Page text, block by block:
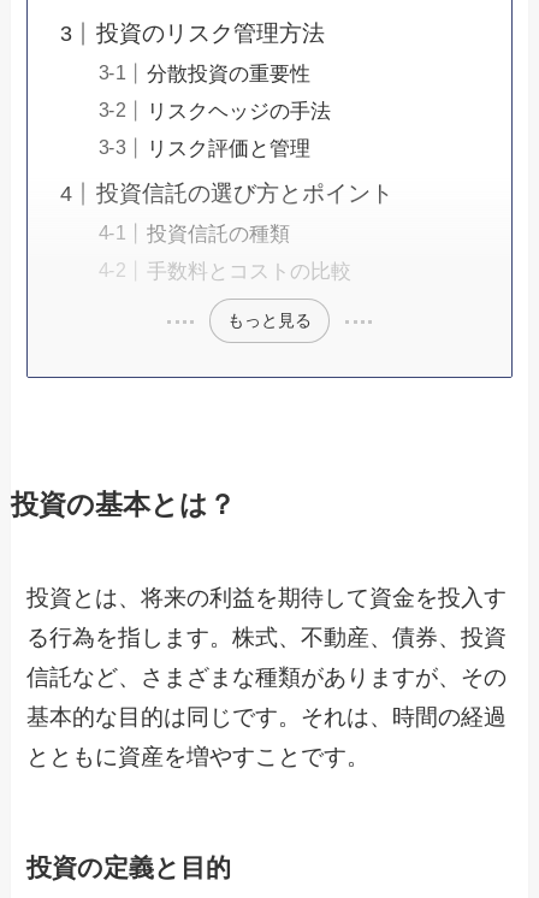
投資のリスク管理方法
分散投資の重要性
リスクヘッジの手法
リスク評価と管理
投資信託の選び方とポイント
投資信託の種類
手数料とコストの比較
もっと見る
投資の基本とは？
投資とは、将来の利益を期待して資金を投入す
る行為を指します。株式、不動産、債券、投資
信託など、さまざまな種類がありますが、その
基本的な目的は同じです。それは、時間の経過
とともに資産を増やすことです。
投資の定義と目的